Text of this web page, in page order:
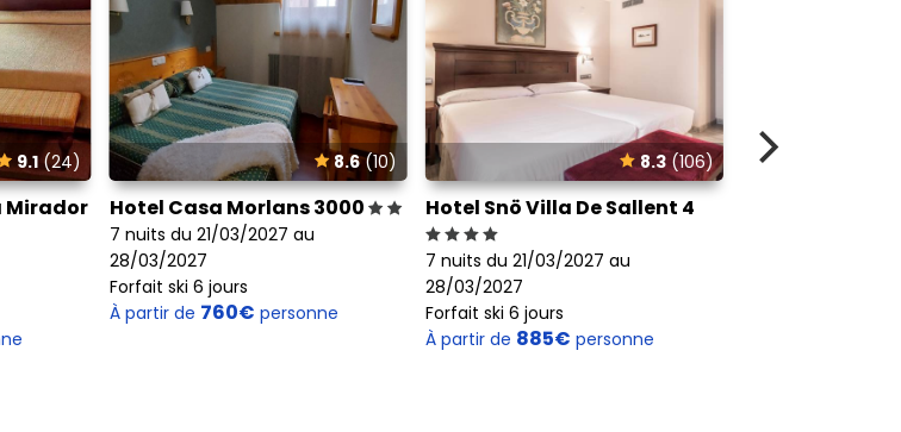
9.1 (24)
Mirador
8.6(10)
Hotel Casa Morlans 3000
7 nuits du 21/03/2027 au
28/03/2027
Forfait ski 6 jours
À partir de 760€ personne
8.3(106)
Hotel Snö Villa De Sallent 4
7 nuits du 21/03/2027 au
28/03/2027
Forfait ski 6 jours
À partir de 885€ personne